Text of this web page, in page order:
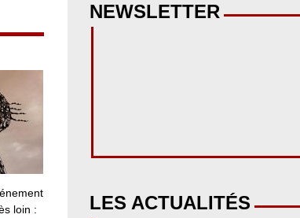
loin :
NEWSLETTER
LES ACTUALITÉS